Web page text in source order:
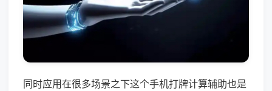
同时应用在很多场景之下这个手机打牌计算辅助也是